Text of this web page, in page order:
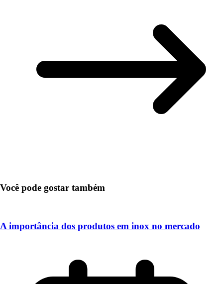
Você pode gostar também
A importância dos produtos em inox no mercado